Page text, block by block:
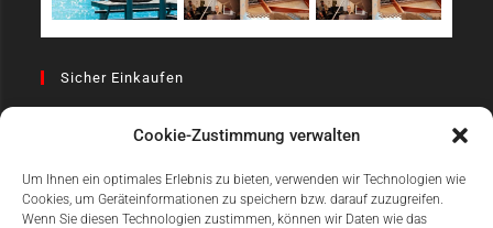
Cookie-Zustimmung verwalten
Um Ihnen ein optimales Erlebnis zu bieten, verwenden wir Technologien wie
Cookies, um Geräteinformationen zu speichern bzw. darauf zuzugreifen.
Wenn Sie diesen Technologien zustimmen, können wir Daten wie das
Sicher Einkaufen